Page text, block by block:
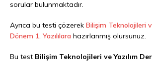
sorular bulunmaktadır.
Ayrıca bu testi çözerek Bilişim Teknolojileri
Dönem 1. Yazılılara hazırlanmış olursunuz.
Bu test Bilişim Teknolojileri ve Yazılım